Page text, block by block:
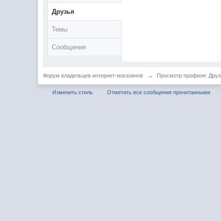
Друзья
Темы
Сообщения
Форум владельцев интернет-магазинов → Просмотр профиля:
Изменить стиль Отметить все сообщения прочитанными